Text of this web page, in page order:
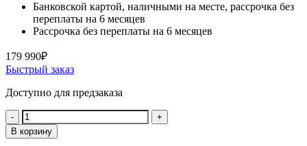
Банковской картой, наличными на месте, рассрочка без
переплаты на 6 месяцев
Рассрочка без переплаты на 6 месяцев
179 990₽
Быстрый заказ
Доступно для предзаказа
Количество:
В корзину